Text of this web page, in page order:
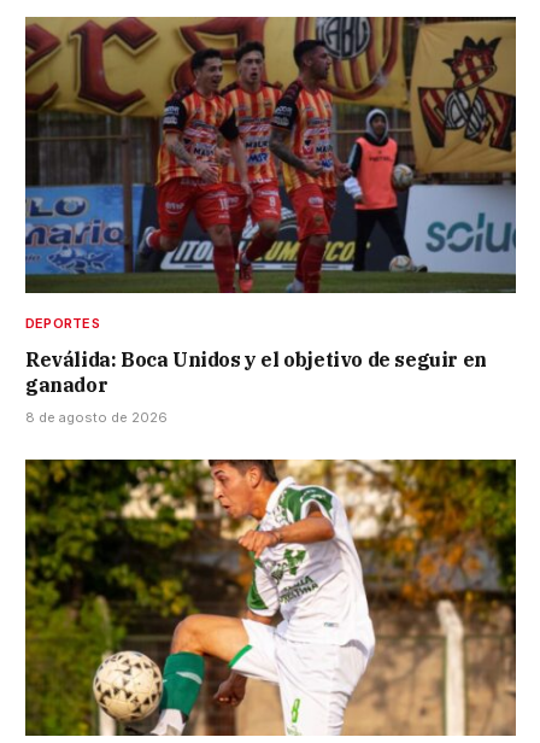
DEPORTES
Reválida: Boca Unidos y el objetivo de seguir en
ganador
8 de agosto de 2026